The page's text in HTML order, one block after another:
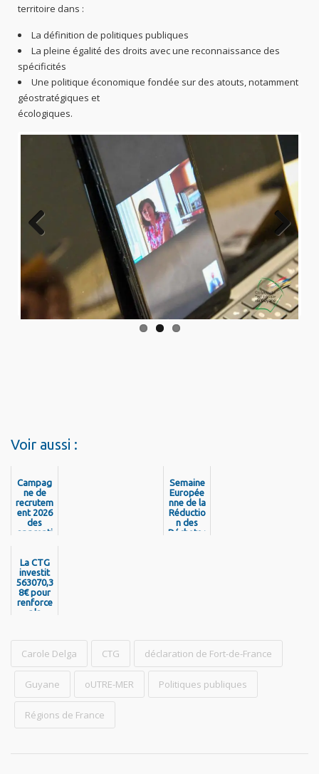
territoire dans :
La définition de politiques publiques
La pleine égalité des droits avec une reconnaissance des
spécificités
Une politique économique fondée sur des atouts, notamment
géostratégiques et
écologiques.
us
Next
Voir aussi :
Campag
ne de
recrutem
ent 2026
des
apprenti
té
Territori
ale de
Guyane
Semaine
Europée
nne de la
Réductio
n des
Déchets :
La CTG
investit
563070,3
8€ pour
renforce
r la
Guyanais
!
Carole Delga CTG déclaration de Fort-de-France
Guyane oUTRE-MER Politiques publiques
Régions de France